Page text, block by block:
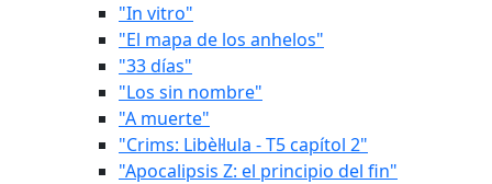
"In vitro"
"El mapa de los anhelos"
"33 días"
"Los sin nombre"
"A muerte"
"Crims: Libèl·lula - T5 capítol 2"
"Apocalipsis Z: el principio del fin"